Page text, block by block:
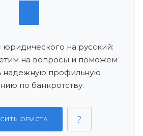
на русский:
на вопросы и поможем
надежную профильную
по банкротству.
ЮРИСТА